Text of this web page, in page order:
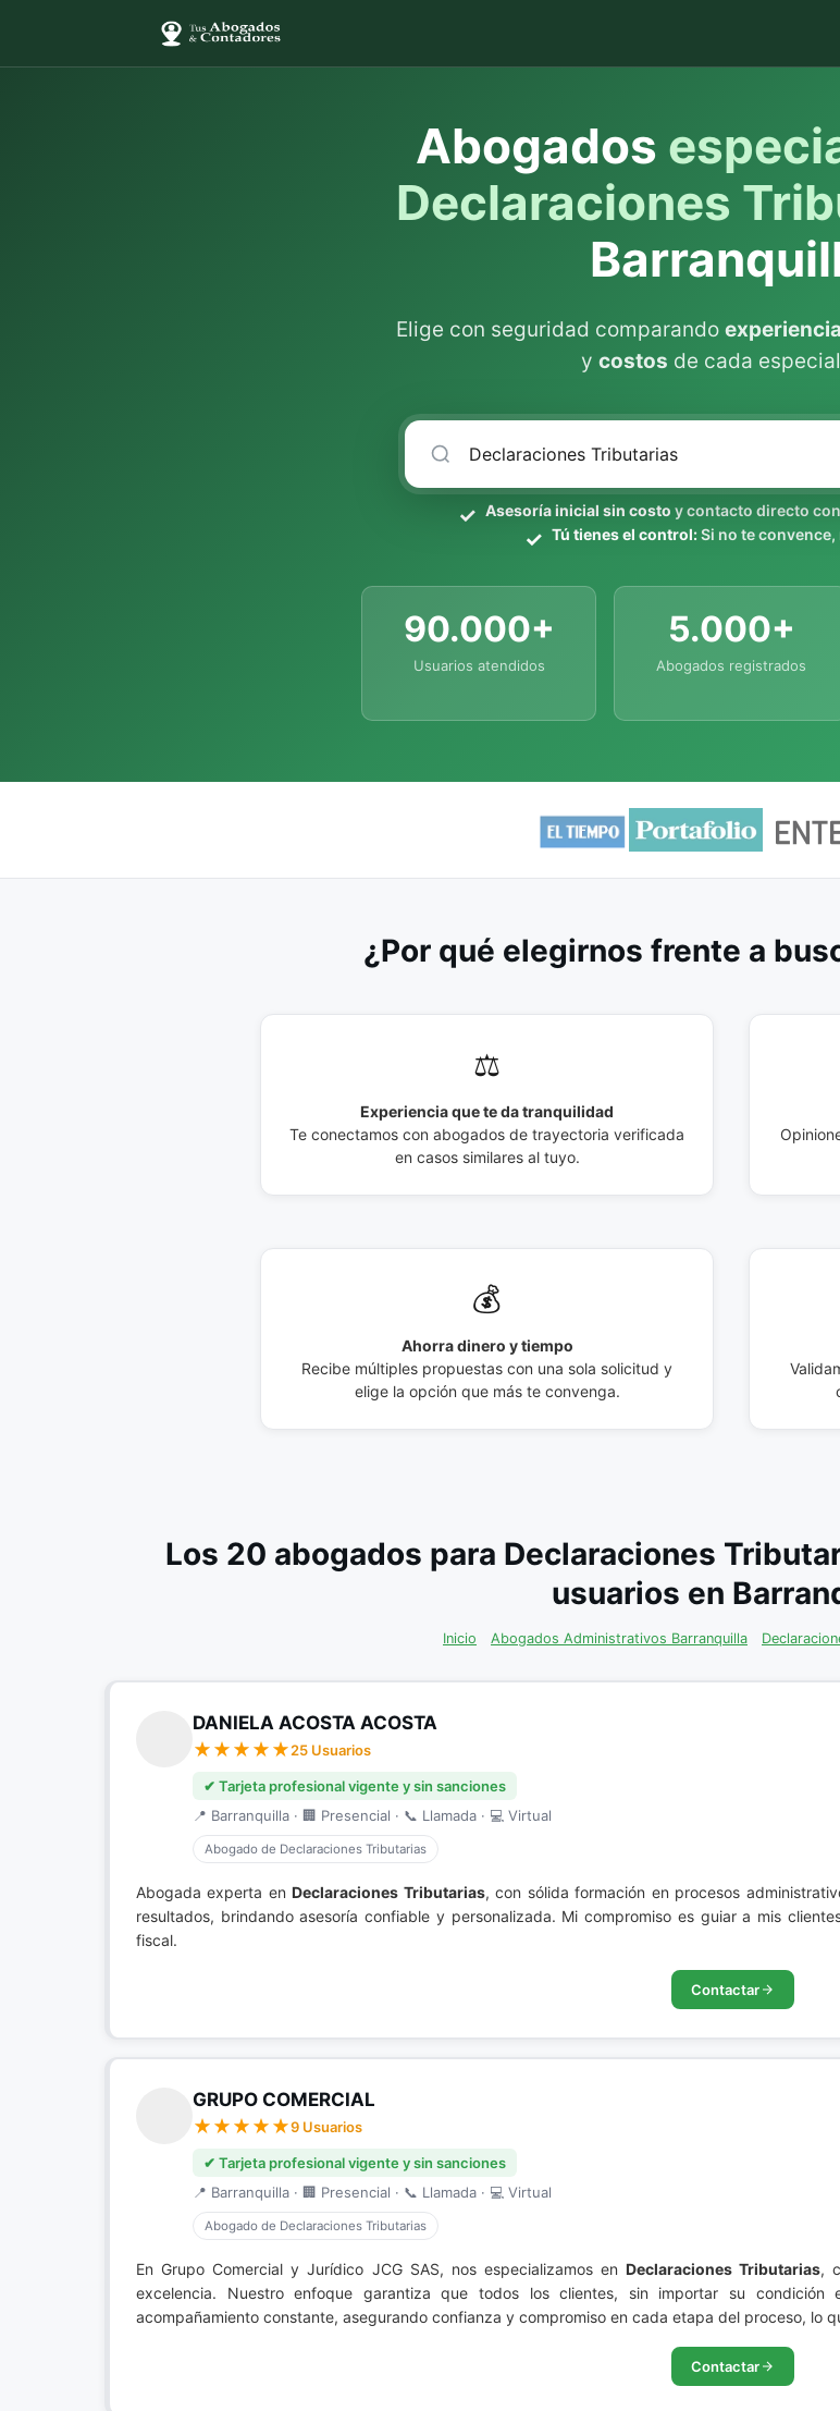
Abogados
Declaraciones
Elige con seguridad comparando experiencia
y costos de cada
Asesoría inicial sin costo y contacto directo
Tú tienes el control:Si no te
90.000+
Usuarios atendidos
5.000+
Abogados registrados
¿Por qué elegirnos frente a
⚖️
Experiencia que te da tranquilidad
Te conectamos con abogados de trayectoria verificada
en casos similares al tuyo.
💰
Ahorra dinero y tiempo
Recibe múltiples propuestas con una sola solicitud y
elige la opción que más te convenga.
Los 20 abogados para Declaraciones
usuarios en
Inicio Abogados Administrativos Barranquilla
DANIELA ACOSTA ACOSTA
25 Usuarios
✔ Tarjeta profesional vigente y sin sanciones
📍 Barranquilla · 🏢 Presencial · 📞 Llamada · 💻 Virtual
Abogado de Declaraciones Tributarias
Abogada experta enDeclaraciones Tributarias, con sólida formación en procesos
resultados, brindando asesoría confiable y personalizada. Mi compromiso es guiar a mis
fiscal.
Contactar
GRUPO COMERCIAL
9 Usuarios
✔ Tarjeta profesional vigente y sin sanciones
📍 Barranquilla · 🏢 Presencial · 📞 Llamada · 💻 Virtual
Abogado de Declaraciones Tributarias
En Grupo Comercial y Jurídico JCG SAS, nos especializamos en Declaraciones Tributarias,
excelencia. Nuestro enfoque garantiza que todos los clientes, sin importar su
acompañamiento constante, asegurando confianza y compromiso en cada etapa del proceso, lo
Contactar